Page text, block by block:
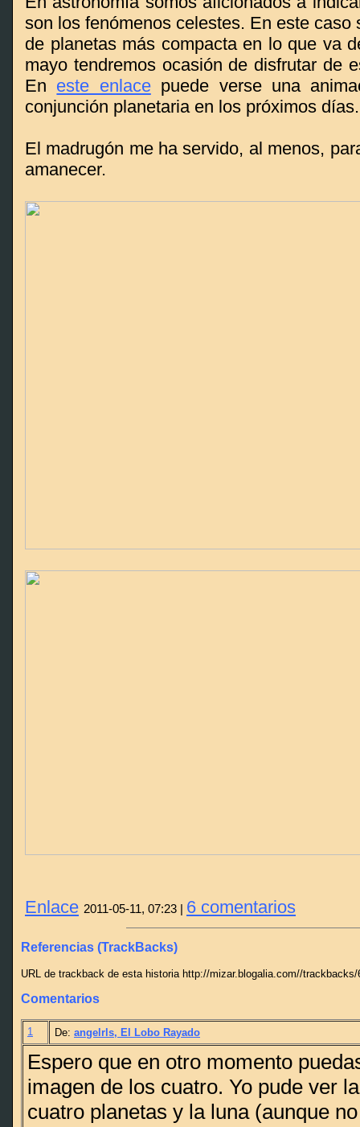
son los fenómenos celestes. En este caso
de planetas más compacta en lo que va
mayo tendremos ocasión de disfrutar de
En este enlacepuede verse una
conjunción planetaria en los próximos días.
El madrugón me ha servido, al menos,
amanecer.
Enlace 2011-05-11, 07:23 | 6 comentarios
Referencias (TrackBacks)
URL de trackback de esta historia http://mizar.blogalia.com//trackbacks/
Comentarios
1 De: angelrls, El Lobo Rayado
Espero que en otro momento
imagen de los cuatro. Yo pude ver
cuatro planetas y la luna (aunque